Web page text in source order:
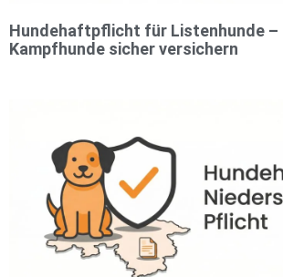
Hundehaftpflicht für Listenhunde –
Kampfhunde sicher versichern